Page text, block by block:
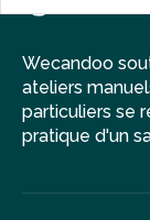
Wecandoo
ateliers
particuliers se
pratique d'un